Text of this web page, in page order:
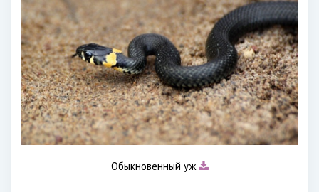
Обыкновенный уж